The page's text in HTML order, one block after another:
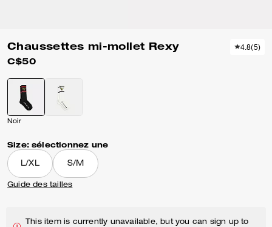
Chaussettes mi-mollet Rexy
C$50
4.8(5)
Noir
Size: sélectionnez une
L/XL S/M
Guide des tailles
This item is currently unavailable, but you can sign up to